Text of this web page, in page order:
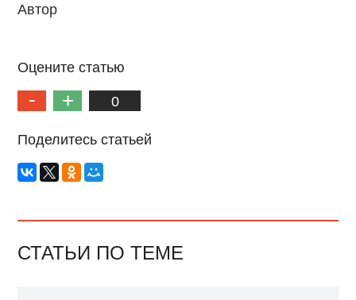
Автор
Оцените статью
0
Поделитесь статьей
СТАТЬИ ПО ТЕМЕ